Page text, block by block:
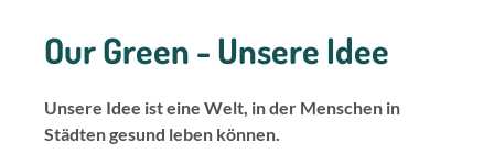
Our Green - Unsere Idee
Unsere Idee ist eine Welt, in der Menschen in
Städten gesund leben können.